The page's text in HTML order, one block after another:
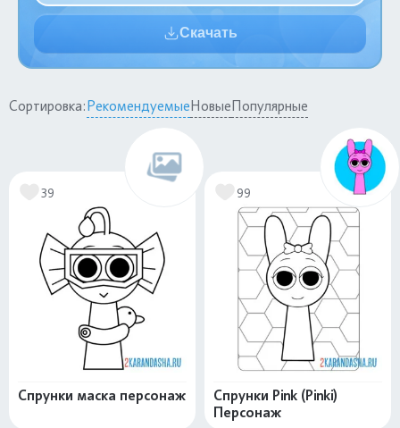
Скачать
Сортировка:РекомендуемыеНовыеПопулярные
39
Спрунки маска персонаж
99
Спрунки Pink (Pinki)
Персонаж